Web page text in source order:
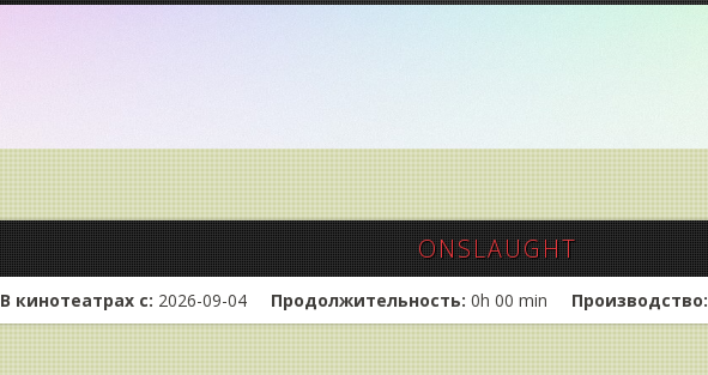
ONSLAUGHT
В кинотеатрах с: 2026-09-04 Продолжительность: 0h 00 min Производство: